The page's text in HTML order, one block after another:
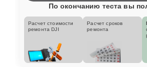
По окончанию теста вы
Расчет стоимости
ремонта DJI
Расчет сроков
ремонта